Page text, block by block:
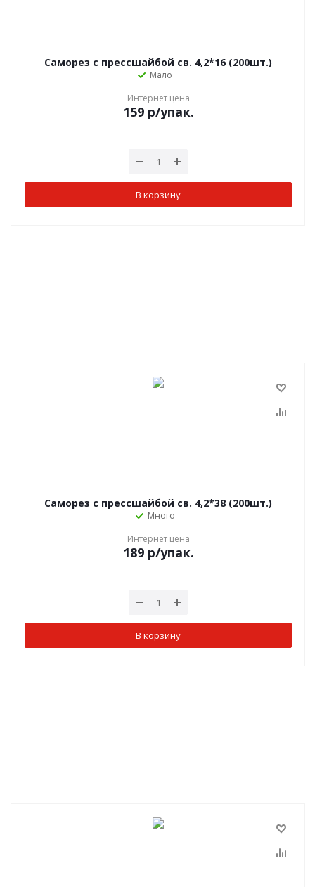
Саморез с прессшайбой св. 4,2*16 (200шт.)
Мало
Интернет цена
159р/упак.
В корзину
Саморез с прессшайбой св. 4,2*38 (200шт.)
Много
Интернет цена
189р/упак.
В корзину